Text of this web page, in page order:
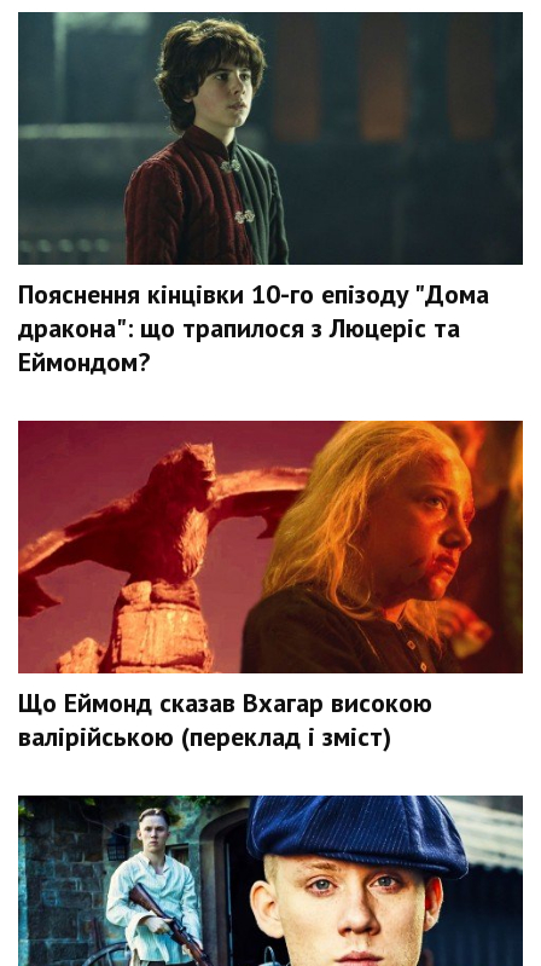
Пояснення кінцівки 10-го епізоду "Дома
дракона": що трапилося з Люцеріс та
Еймондом?
Що Еймонд сказав Вхагар високою
валірійською (переклад і зміст)